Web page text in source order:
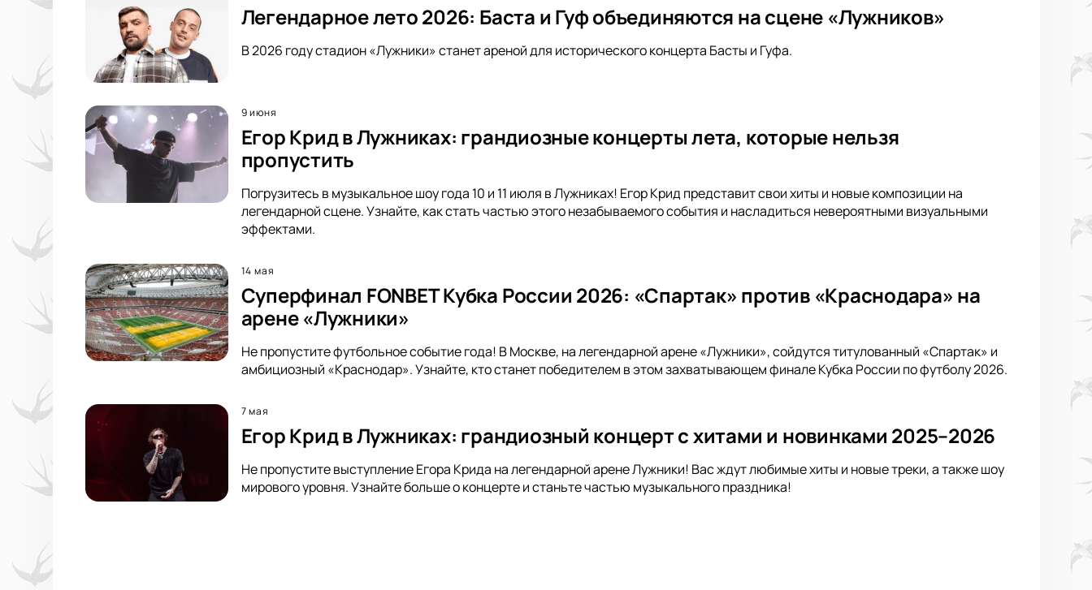
Легендарное лето 2026: Баста и Гуф объединяются на сцене «Лужников»
В 2026 году стадион «Лужники» станет ареной для исторического концерта Басты и Гуфа.
9 июня
Егор Крид в Лужниках: грандиозные концерты лета, которые нельзя
пропустить
Погрузитесь в музыкальное шоу года 10 и 11 июля в Лужниках! Егор Крид представит свои хиты и новые композиции на
легендарной сцене. Узнайте, как стать частью этого незабываемого события и насладиться невероятными визуальными
эффектами.
14 мая
Суперфинал FONBET Кубка России 2026: «Спартак» против «Краснодара» на
арене «Лужники»
Не пропустите футбольное событие года! В Москве, на легендарной арене «Лужники», сойдутся титулованный «Спартак» и
амбициозный «Краснодар». Узнайте, кто станет победителем в этом захватывающем финале Кубка России по футболу 2026.
7 мая
Егор Крид в Лужниках: грандиозный концерт с хитами и новинками 2025–2026
Не пропустите выступление Егора Крида на легендарной арене Лужники! Вас ждут любимые хиты и новые треки, а также шоу
мирового уровня. Узнайте больше о концерте и станьте частью музыкального праздника!